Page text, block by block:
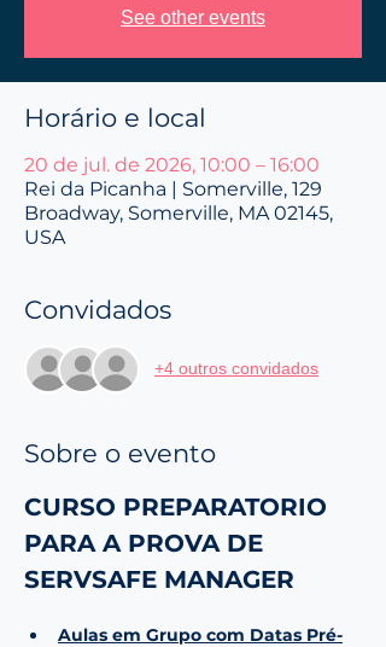
See other events
Horário e local
20 de jul. de 2026, 10:00 – 16:00
Rei da Picanha | Somerville, 129
Broadway, Somerville, MA 02145,
USA
Convidados
+4 outros convidados
Sobre o evento
CURSO PREPARATORIO
PARA A PROVA DE
SERVSAFE MANAGER
Aulas em Grupo com Datas Pré-